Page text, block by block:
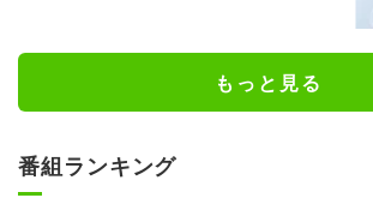
もっと見る
番組ランキング